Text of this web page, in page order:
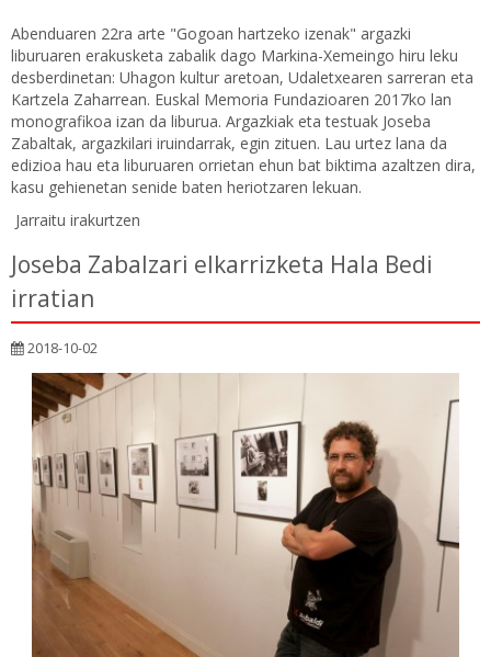
Abenduaren 22ra arte "Gogoan hartzeko izenak" argazki
liburuaren erakusketa zabalik dago Markina-Xemeingo hiru leku
desberdinetan: Uhagon kultur aretoan, Udaletxearen sarreran eta
Kartzela Zaharrean. Euskal Memoria Fundazioaren 2017ko lan
monografikoa izan da liburua. Argazkiak eta testuak Joseba
Zabaltak, argazkilari iruindarrak, egin zituen. Lau urtez lana da
edizioa hau eta liburuaren orrietan ehun bat biktima azaltzen dira,
kasu gehienetan senide baten heriotzaren lekuan.
Jarraitu irakurtzen
Joseba Zabalzari elkarrizketa Hala Bedi
irratian
2018-10-02